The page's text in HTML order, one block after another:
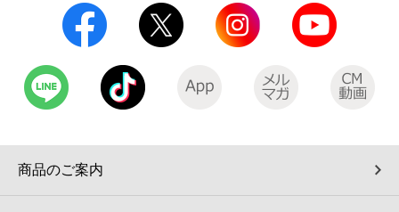
自転車シェアリング（店舗限定）
モバイルバッテリーシェアリング（店舗限定）
セブン-イレブンの歴史
商品のご案内